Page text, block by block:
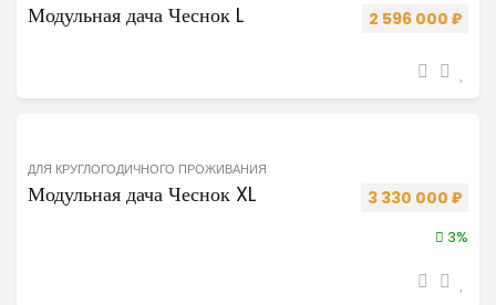
Модульная дача Чеснок L 2 596 000 ₽
ДЛЯ КРУГЛОГОДИЧНОГО ПРОЖИВАНИЯ
Модульная дача Чеснок XL 3 330 000 ₽
3%